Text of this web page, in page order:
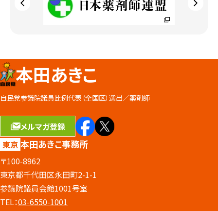
本田あきこ
自民党参議院議員比例代表（全国区）選出／薬剤師
メルマガ登録
東京 本田あきこ事務所
〒100-8962
東京都千代田区永田町2-1-1
参議院議員会館1001号室
TEL：03-6550-1001